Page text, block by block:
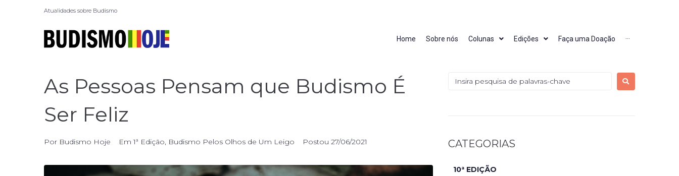
Atualidades sobre Budismo
Home Sobre nós Colunas Edições Faça uma Doação ···
As Pessoas Pensam que Budismo É
Ser Feliz
Por Budismo Hoje Em1ª Edição, Budismo Pelos Olhos de Um Leigo Postou 27/06/2021 CATEGORIAS
10ª EDIÇÃO